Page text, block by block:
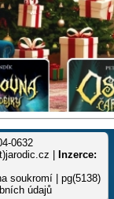
0632
|
Inzerce:
soukromí | pg(5138)
údajů